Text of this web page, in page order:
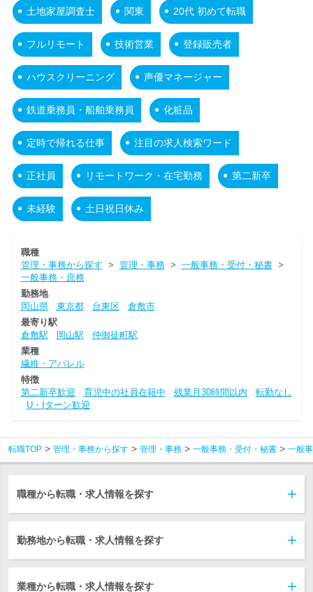
土地家屋調査士 関東 20代 初めて転職
フルリモート 技術営業 登録販売者
ハウスクリーニング 声優マネージャー
鉄道乗務員・船舶乗務員 化粧品
定時で帰れる仕事 注目の求人検索ワード
正社員 リモートワーク・在宅勤務 第二新卒
未経験 土日祝日休み
職種
管理・事務から探す > 管理・事務> 一般事務・受付・秘書>
一般事務・庶務
勤務地
岡山県
東京都 台東区
倉敷市
最寄り駅
倉敷駅
岡山駅
仲御徒町駅
業種
繊維・アパレル
特徴
第二新卒歓迎
育児中の社員在籍中 残業月30時間以内
転勤なし
U・Iターン歓迎
転職TOP 管理・事務から探す 管理・事務 一般事務・受付・秘書 一般
職種から転職・求人情報を探す
勤務地から転職・求人情報を探す
業種から転職・求人情報を探す